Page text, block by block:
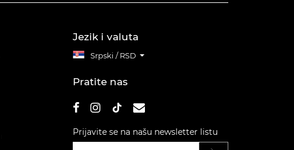
Jezik i valuta
Srpski / RSD
Pratite nas
Prijavite se na našu newsletter listu